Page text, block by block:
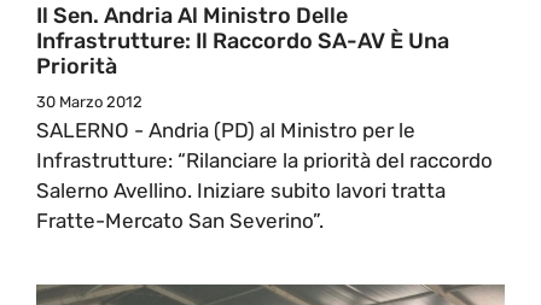
Il Sen. Andria Al Ministro Delle
Infrastrutture: Il Raccordo SA-AV È Una
Priorità
30 Marzo 2012
SALERNO - Andria (PD) al Ministro per le
Infrastrutture: “Rilanciare la priorità del raccordo
Salerno Avellino. Iniziare subito lavori tratta
Fratte-Mercato San Severino”.